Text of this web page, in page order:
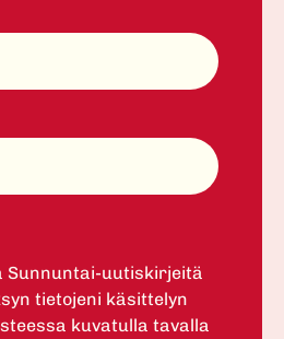
Sunnuntai-uutiskirjeitä
tietojeni käsittelyn
kuvatulla tavalla